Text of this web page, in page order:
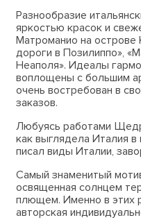
Разнообразие
яркостью красок и
Матроманио на острове
дороги в Позилиппо»,
Неаполя». Идеалы
воплощены с большим
очень востребован в
заказов.
Любуясь работами
как выглядела Италия
писал виды Италии,
Самый знаменитый
освященная солнцем
плющем. Именно в этих
авторская